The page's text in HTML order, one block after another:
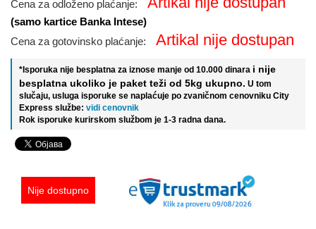
Cena za odloženo plaćanje:
(samo kartice Banka Intese)
Cena za gotovinsko plaćanje:
Artikal nije dostupan
*Isporuka nije besplatna za iznose manje od 10.000 dinara i nije
besplatna ukoliko je paket teži od 5kg ukupno. U tom
slučaju, usluga isporuke se naplaćuje po zvaničnom cenovniku City
Express službe: vidi cenovnik
Rok isporuke kurirskom službom je 1-3 radna dana.
Nije dostupno